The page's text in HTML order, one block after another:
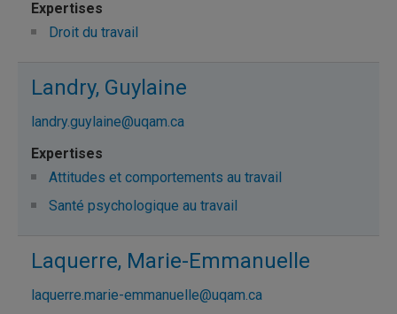
Droit du travail
Landry, Guylaine
landry.guylaine@uqam.ca
Attitudes et comportements au travail
Santé psychologique au travail
Laquerre, Marie-Emmanuelle
laquerre.marie-emmanuelle@uqam.ca